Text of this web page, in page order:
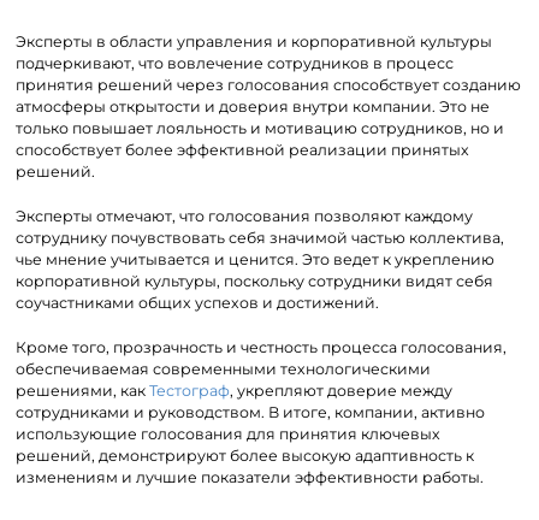
Эксперты в области управления и корпоративной культуры
подчеркивают, что вовлечение сотрудников в процесс
принятия решений через голосования способствует созданию
атмосферы открытости и доверия внутри компании. Это не
только повышает лояльность и мотивацию сотрудников, но и
способствует более эффективной реализации принятых
решений.
Эксперты отмечают, что голосования позволяют каждому
сотруднику почувствовать себя значимой частью коллектива,
чье мнение учитывается и ценится. Это ведет к укреплению
корпоративной культуры, поскольку сотрудники видят себя
соучастниками общих успехов и достижений.
Кроме того, прозрачность и честность процесса голосования,
обеспечиваемая современными технологическими
решениями, какТестограф, укрепляют доверие между
сотрудниками и руководством. В итоге, компании, активно
использующие голосования для принятия ключевых
решений, демонстрируют более высокую адаптивность к
изменениям и лучшие показатели эффективности работы.